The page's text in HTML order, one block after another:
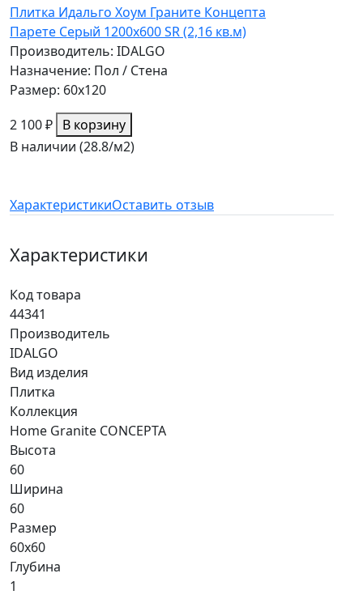
Плитка Идальго Хоум Граните Концепта
Парете Серый 1200x600 SR (2,16 кв.м)
Производитель: IDALGO
Назначение: Пол / Стена
Размер: 60x120
2 100 ₽ В корзину
В наличии (28.8/м2)
ХарактеристикиОставить отзыв
Характеристики
Код товара
44341
Производитель
IDALGO
Вид изделия
Плитка
Коллекция
Home Granite CONCEPTA
Высота
60
Ширина
60
Размер
60x60
Глубина
1